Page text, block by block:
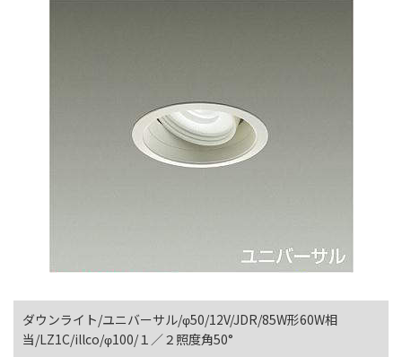
ダウンライト/ユニバーサル/φ50/12V/JDR/85W形60W相
当/LZ1C/illco/φ100/１／２照度角50°